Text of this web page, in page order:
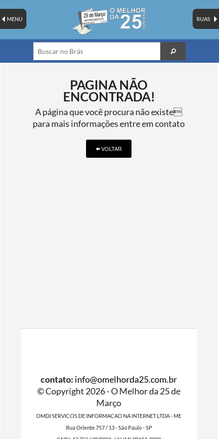
RUAS
MENU
PAGINA NÃO
ENCONTRADA!
A página que você procura não existe
para mais informações entre em contato
VOLTAR
contato: info@omelhorda25.com.br
© Copyright 2026 - O Melhor da 25 de
Março
OMDI SERVICOS DE INFORMACAO NA INTERNET LTDA - ME
Rua Oriente 757 / 13 - São Paulo - SP